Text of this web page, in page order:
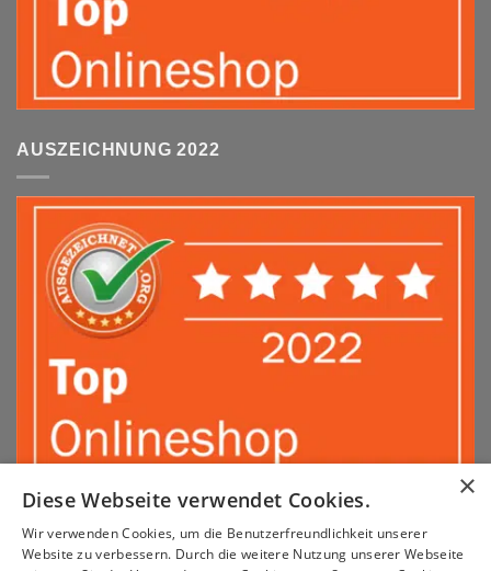
AUSZEICHNUNG 2022
Sepa PayPal Amazon Apple
Pay
Google
Pay
Klarna
×
Diese Webseite verwendet Cookies.
Wir verwenden Cookies, um die Benutzerfreundlichkeit unserer
Website zu verbessern. Durch die weitere Nutzung unserer Webseite